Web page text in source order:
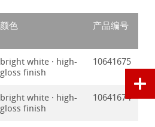
颜色 产品编号
bright white · high-
gloss finish
10641675
bright white · high-
gloss finish
10641674